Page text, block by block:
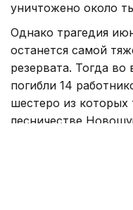
уничтожено около
Однако трагедия
останется самой
резервата. Тогда
погибли 14
шестеро из которых
лесничестве